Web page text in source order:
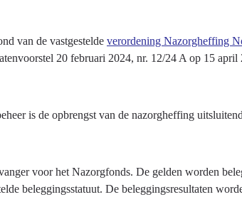
van de vastgestelde verordening Nazorgheffing
20 februari 2024, nr. 12/24 A op 15
is de opbrengst van de nazorgheffing
voor het Nazorgfonds. De gelden worden
beleggingsstatuut. De beleggingsresultaten